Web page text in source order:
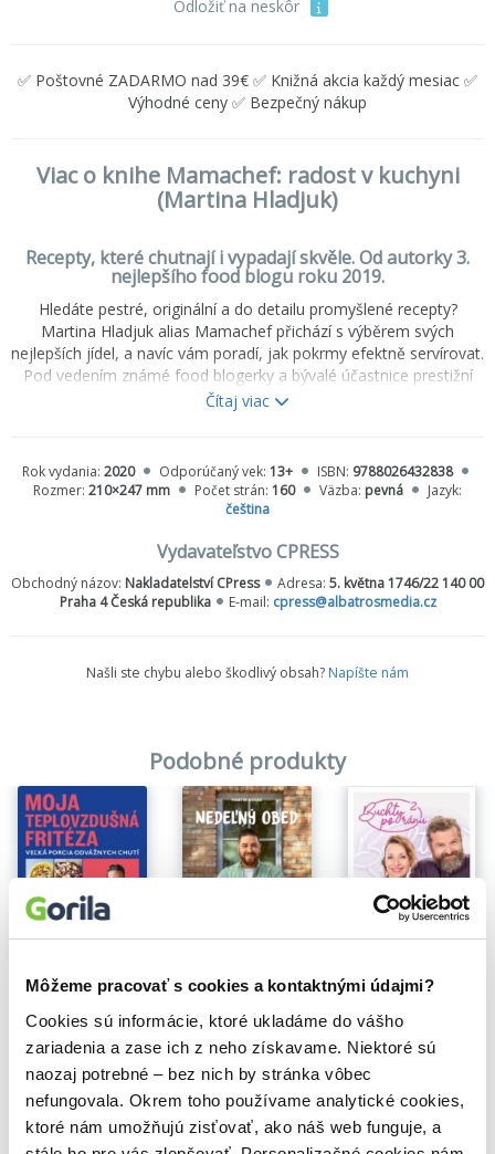
Môžeme pracovať s cookies a kontaktnými údajmi?
Cookies sú informácie, ktoré ukladáme do vášho
zariadenia a zase ich z neho získavame. Niektoré sú
naozaj potrebné – bez nich by stránka vôbec
nefungovala. Okrem toho používame analytické cookies,
ktoré nám umožňujú zisťovať, ako náš web funguje, a
Odložiť na neskôr
✅ Poštovné ZADARMO nad 39€ ✅ Knižná akcia každý mesiac ✅
Výhodné ceny ✅ Bezpečný nákup
Viac o knihe Mamachef: radost v kuchyni
(Martina Hladjuk)
Recepty, které chutnají i vypadají skvěle. Od autorky 3.
nejlepšího food blogu roku 2019.
Hledáte pestré, originální a do detailu promyšlené recepty?
Martina Hladjuk alias Mamachef přichází s výběrem svých
nejlepších jídel, a navíc vám poradí, jak pokrmy efektně servírovat.
Pod vedením známé food blogerky a bývalé účastnice prestižní
soutěže MasterChef připravíte drobné předkrmy, lahodné
každého fotoaparátu!
Čítaj viac
Rok vydania: 2020 Odporúčaný vek: 13+ ISBN: 9788026432838
Rozmer: 210×247 mm Počet strán: 160 Väzba: pevná
Jazyk:
čeština
Vydavateľstvo CPRESS
Obchodný názov: Nakladatelství CPress Adresa: 5. května 1746/22 140 00
Praha 4 Česká republika
E-mail: cpress@albatrosmedia.cz
Našli ste chybu alebo škodlivý obsah? Napíšte nám
Podobné produkty
Moja teplovzdušná fritéza
16,00€
Na sklade
Martin Novák
19,50€
Na sklade
Josef Maršálek,
21,95€